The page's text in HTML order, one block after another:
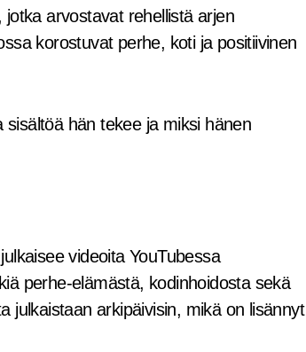
arvostavat rehellistä arjen
korostuvat perhe, koti ja positiivinen
hän tekee ja miksi hänen
videoita YouTubessa
perhe-elämästä, kodinhoidosta sekä
julkaistaan arkipäivisin, mikä on lisännyt